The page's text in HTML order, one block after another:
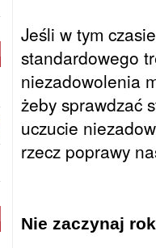
Jeśli w tym
standardowego
niezadowolenia
żeby sprawdzać
uczucie
rzecz poprawy
Nie zaczynaj